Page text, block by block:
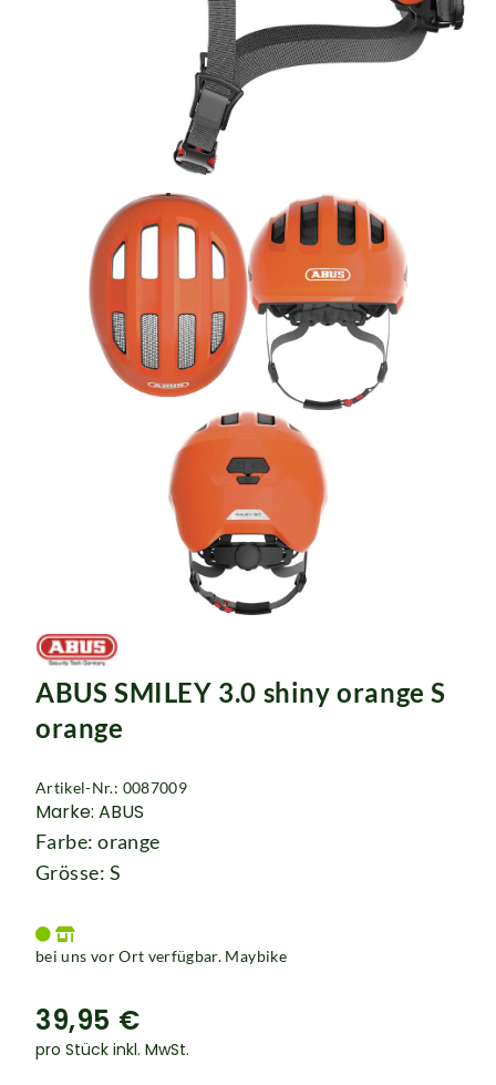
ABUS SMILEY 3.0 shiny orange S
orange
Artikel-Nr.: 0087009
Marke: ABUS
Farbe: orange
Grösse: S
bei uns vor Ort verfügbar. Maybike
39,95 €
pro Stück inkl. MwSt.